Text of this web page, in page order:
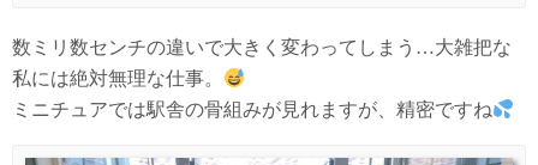
数ミリ数センチの違いで大きく変わってしまう…大雑把な
私には絶対無理な仕事。
ミニチュアでは駅舎の骨組みが見れますが、精密ですね